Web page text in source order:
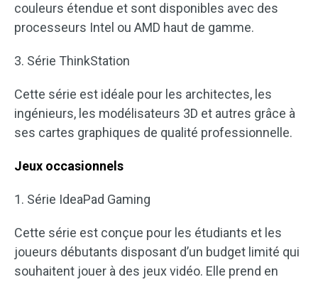
couleurs étendue et sont disponibles avec des
processeurs Intel ou AMD haut de gamme.
3. Série ThinkStation
Cette série est idéale pour les architectes, les
ingénieurs, les modélisateurs 3D et autres grâce à
ses cartes graphiques de qualité professionnelle.
Jeux occasionnels
1. Série IdeaPad Gaming
Cette série est conçue pour les étudiants et les
joueurs débutants disposant d’un budget limité qui
souhaitent jouer à des jeux vidéo. Elle prend en